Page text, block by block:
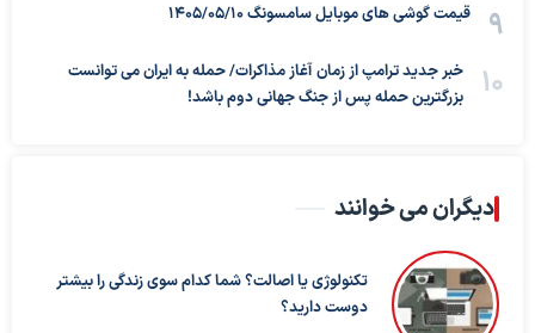
قیمت گوشی های موبایل سامسونگ 1405/05/10
خبر جدید ترامپ از زمان آغاز مذاکرات/ حمله به ایران می توانست
بزرگترین حمله پس از جنگ جهانی دوم باشد!
دیگران می خوانند
تکنولوژی یا اصالت؟ شما کدام سوی زندگی را بیشتر
دوست دارید؟